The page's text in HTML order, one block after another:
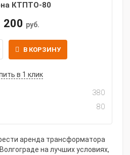
КТПТО-80
200 руб.
В КОРЗИНУ
в 1 клик
380
80
аренда трансформатора
на лучших условиях,